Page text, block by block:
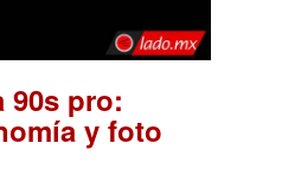
90s pro:
y foto